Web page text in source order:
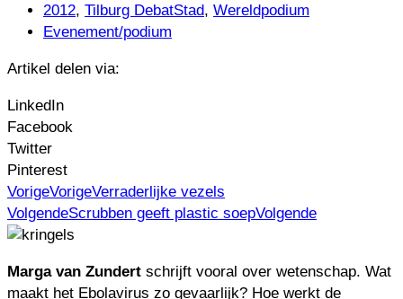
2012, Tilburg DebatStad, Wereldpodium
Evenement/podium
Artikel delen via:
LinkedIn
Facebook
Twitter
Pinterest
VorigeVorigeVerraderlijke vezels
VolgendeScrubben geeft plastic soepVolgende
Marga van Zundert schrijft vooral over wetenschap. Wat
maakt het Ebolavirus zo gevaarlijk? Hoe werkt de